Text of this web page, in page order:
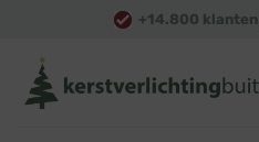
content
+14.800 klanten